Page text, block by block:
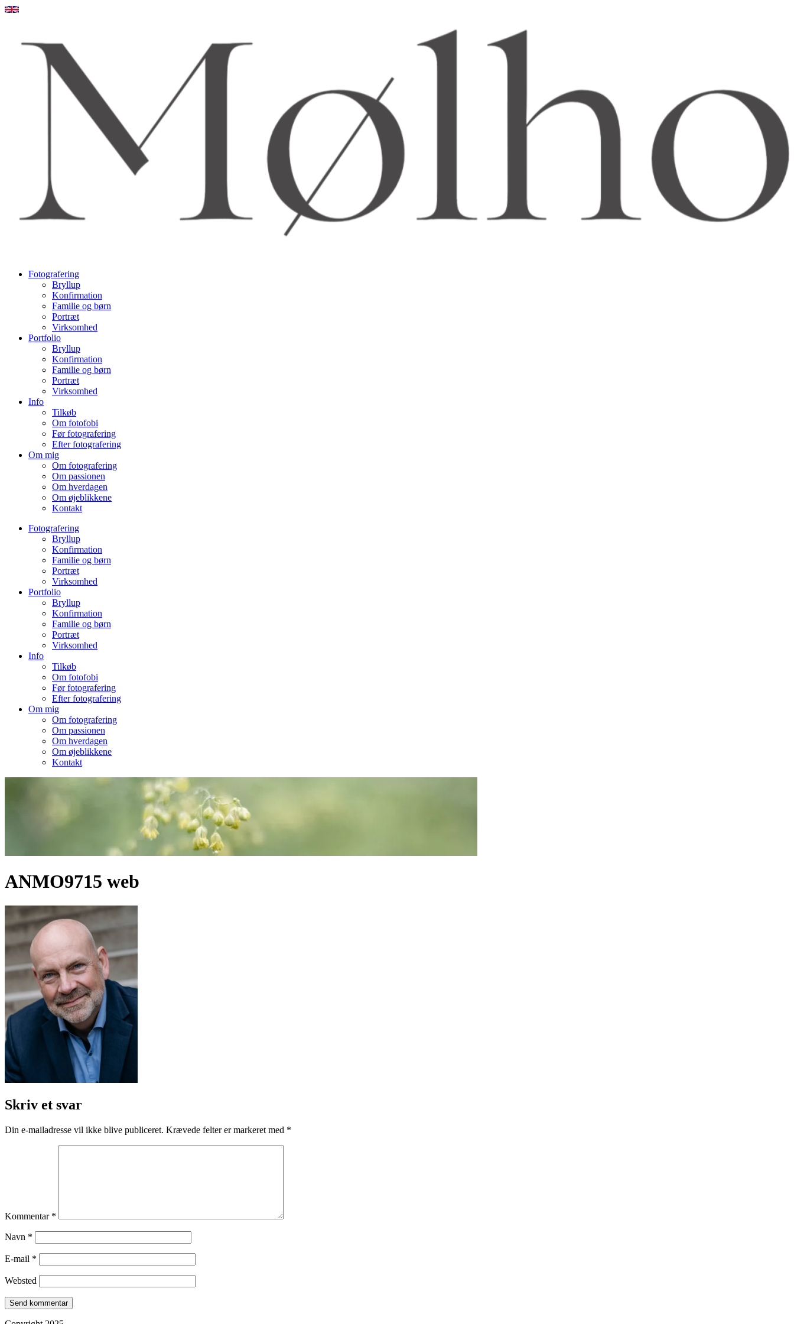
Videre
Fotografering
Bryllup
Konfirmation
Familie og børn
Portræt
Virksomhed
Portfolio
Bryllup
Konfirmation
Familie og børn
Portræt
Virksomhed
Info
Tilkøb
Om fotofobi
Før fotografering
Efter fotografering
Om mig
Om fotografering
Om passionen
Om hverdagen
Om øjeblikkene
Kontakt
Fotografering
Bryllup
Konfirmation
Familie og børn
Portræt
Virksomhed
Portfolio
Bryllup
Konfirmation
Familie og børn
Portræt
Virksomhed
Info
Tilkøb
Om fotofobi
Før fotografering
Efter fotografering
Om mig
Om fotografering
Om passionen
Om hverdagen
Om øjeblikkene
Kontakt
ANMO9715 web
Skriv et svar
Din e-mailadresse vil ikke blive publiceret. Krævede felter er markeret med *
Kommentar *
Navn *
E-mail *
Websted